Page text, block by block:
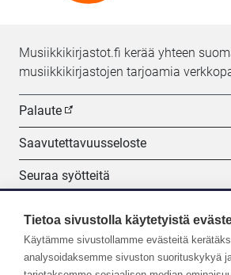
Musiikkikirjastot.fi kerää yhteen
musiikkikirjastojen tarjoamia
Palaute
Saavutettavuusseloste
Seuraa syötteitä
Seuraa meitä:
Tietoa sivustolla käytetyistä
Käytämme sivustollamme evästeitä
analysoidaksemme sivuston suorituskykyä